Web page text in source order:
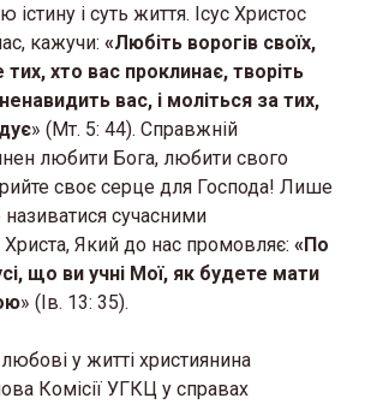
істину і суть життя. Ісус Христос
кажучи: «Любіть ворогів своїх,
хто вас проклинає, творіть
вас, і моліться за тих,
» (Мт. 5: 44). Справжній
любити Бога, любити свого
своє серце для Господа! Лише
сучасними
Який до нас промовляє: «По
що ви учні Мої, як будете мати
» (Ів. 13: 35).
у житті християнина
Комісії УГКЦ у справах